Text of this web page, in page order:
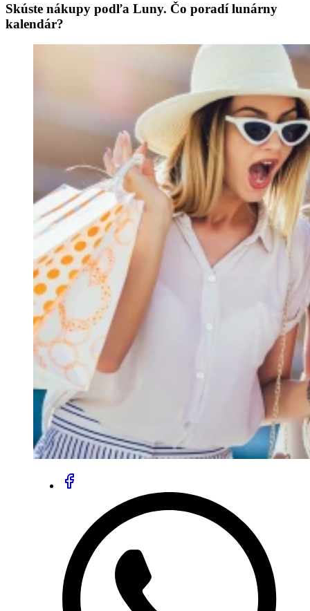
Skúste nákupy podľa Luny. Čo poradí lunárny
kalendár?